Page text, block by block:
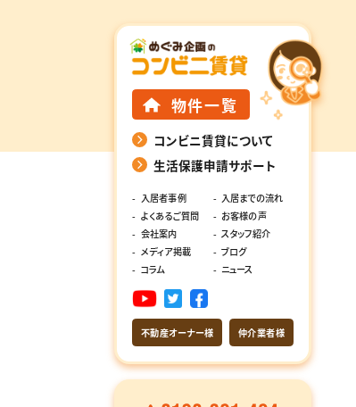
物件一覧
コンビニ賃貸について
生活保護申請サポート
入居者事例
入居までの流れ
よくあるご質問
お客様の声
会社案内
スタッフ紹介
メディア掲載
ブログ
コラム
ニュース
不動産オーナー様 仲介業者様